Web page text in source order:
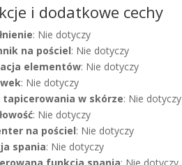
i dodatkowe cechy
: Nie dotyczy
na pościel: Nie dotyczy
elementów: Nie dotyczy
: Nie dotyczy
tapicerowania w skórze: Nie dotyczy
: Nie dotyczy
na pościel: Nie dotyczy
spania: Nie dotyczy